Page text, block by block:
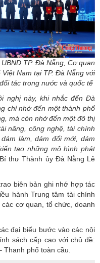
TP. Đà Nẵng, Cơ quan
Nam tại TP. Đà Nẵng với
tác trong nước và quốc tế
nghị này, khi nhắc đến Đà
chỉ nhớ đến một thành phố
mà còn nhớ đến một đô thị
năng, công nghệ, tài chính
làm, dám đổi mới, dám
tạo những mô hình phát
Bí thư Thành ủy Đà Nẵng Lê
biên bản ghi nhớ hợp tác
hành Trung tâm tài chính
cơ quan, tổ chức, doanh
đại biểu bước vào các nội
sách cấp cao với chủ đề:
phố toàn cầu.